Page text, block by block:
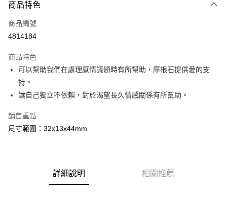
信用卡一次付款
超商取貨付款
Apple Pay
街口支付
ATM付款
每筆NT$80，滿NT$3,000(含以上)免運費
商品特色
商品編號
4814184
商品特色
可以幫助我們在處理感情議題時有所幫助，摩根石提供愛的支
持。
讓自己獨立不依賴，對於渴望長久情感關係有所幫助。
銷售重點
尺寸範圍：32x13x44mm
詳細說明 相關推薦